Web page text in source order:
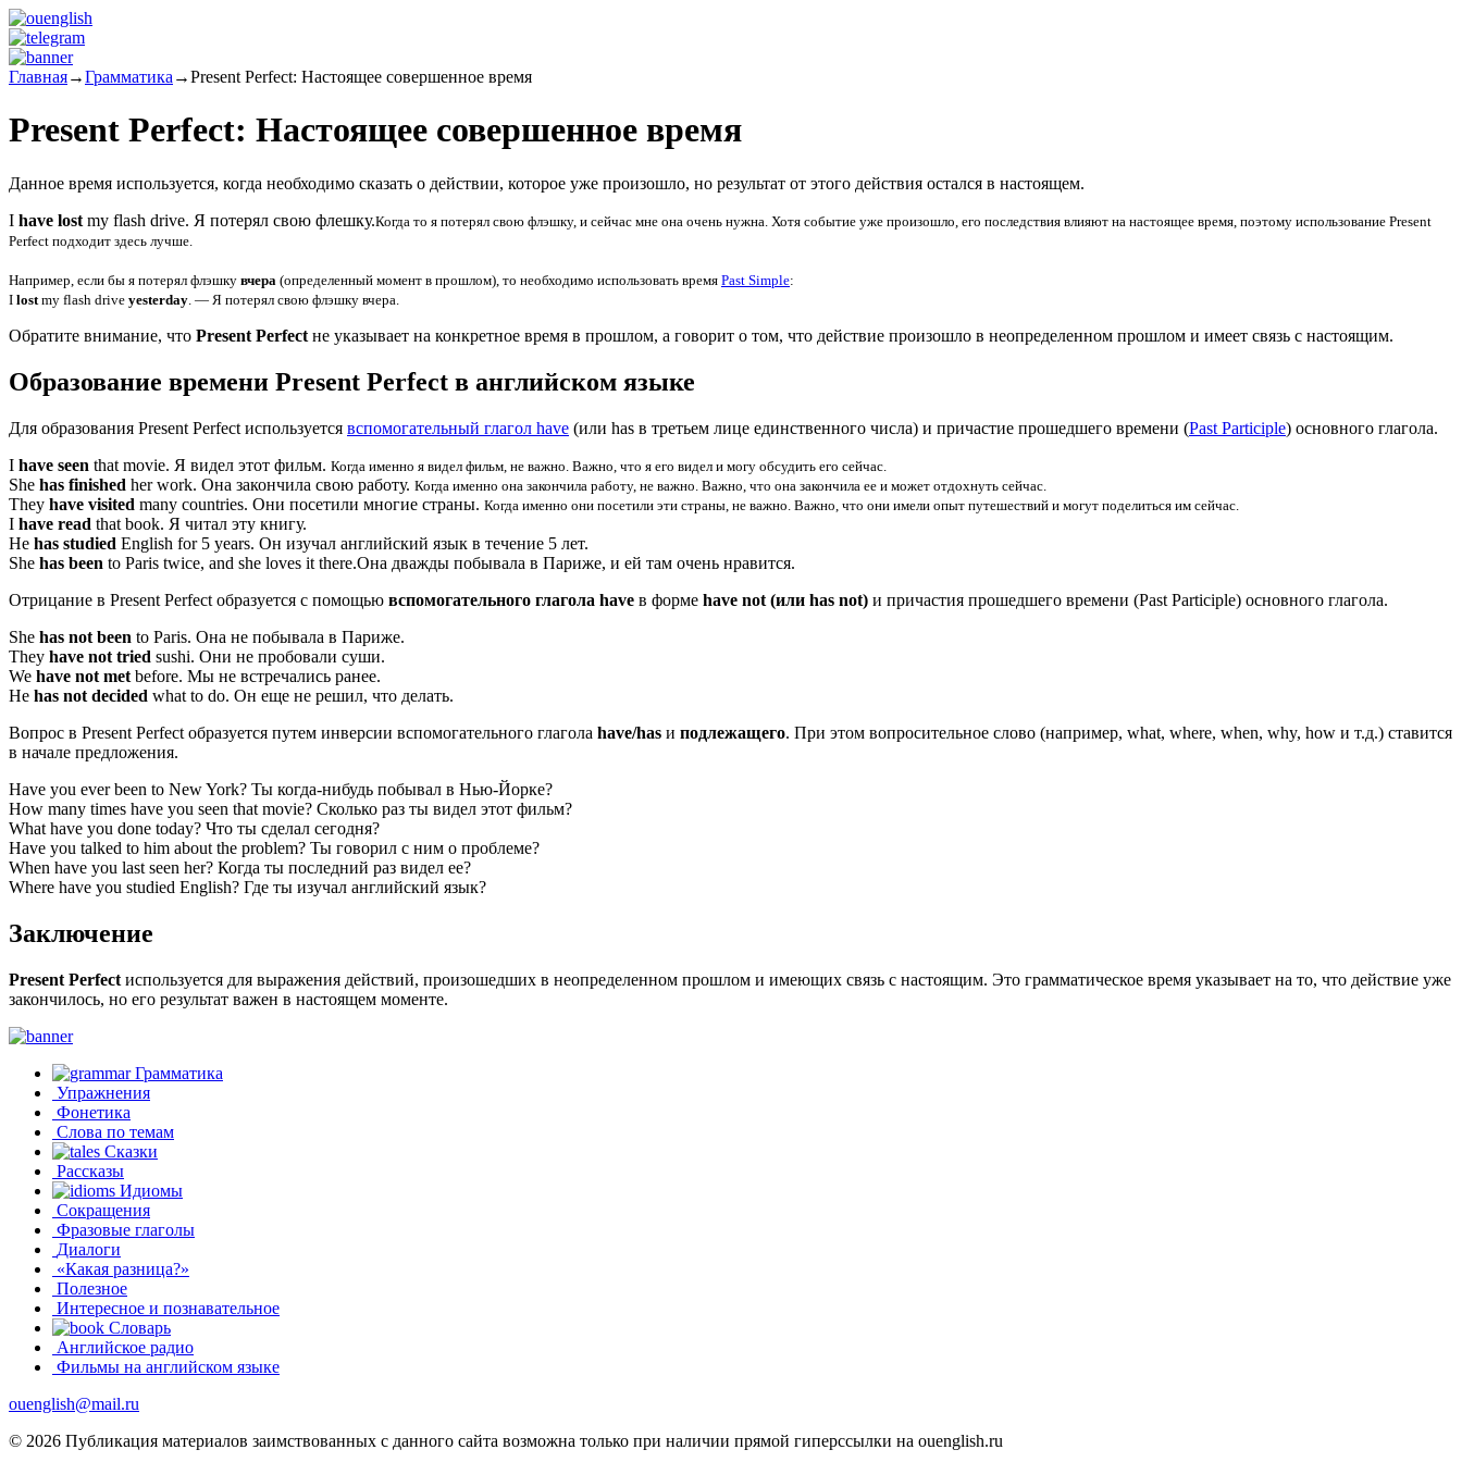
Главная→Грамматика →Present Perfect: Настоящее совершенное время
Present Perfect: Настоящее совершенное время
Данное время используется, когда необходимо сказать о действии, которое уже произошло, но результат от этого действия остался в настоящем.
I have lost my flash drive. Я потерял свою флешку.Когда то я потерял свою флэшку, и сейчас мне она очень нужна. Хотя событие уже произошло, его последствия влияют на настоящее время, поэтому использование Present
Perfect подходит здесь лучше.
Например, если бы я потерял флэшку вчера (определенный момент в прошлом), то необходимо использовать время Past Simple:
I lost my flash drive yesterday . — Я потерял свою флэшку вчера.
Обратите внимание, что Present Perfect не указывает на конкретное время в прошлом, а говорит о том, что действие произошло в неопределенном прошлом и имеет связь с настоящим.
Образование времени Present Perfect в английском языке
Для образования Present Perfect используется вспомогательный глагол have (или has в третьем лице единственного числа) и причастие прошедшего времени (Past Participle) основного глагола.
I have seen that movie. Я видел этот фильм. Когда именно я видел фильм, не важно. Важно, что я его видел и могу обсудить его сейчас.
She has finished her work. Она закончила свою работу. Когда именно она закончила работу, не важно. Важно, что она закончила ее и может отдохнуть сейчас.
They have visited many countries. Они посетили многие страны. Когда именно они посетили эти страны, не важно. Важно, что они имели опыт путешествий и могут поделиться им сейчас.
I have read that book. Я читал эту книгу.
He has studied English for 5 years. Он изучал английский язык в течение 5 лет.
She has been to Paris twice, and she loves it there.Она дважды побывала в Париже, и ей там очень нравится.
Отрицание в Present Perfect образуется с помощью вспомогательного глагола have в форме have not (или has not) и причастия прошедшего времени (Past Participle) основного глагола.
She has not been to Paris. Она не побывала в Париже.
They have not tried sushi. Они не пробовали суши.
We have not met before. Мы не встречались ранее.
He has not decided what to do. Он еще не решил, что делать.
Вопрос в Present Perfect образуется путем инверсии вспомогательного глагола have/has и подлежащего. При этом вопросительное слово (например, what, where, when, why, how и т.д.) ставится
в начале предложения.
Have you ever been to New York? Ты когда-нибудь побывал в Нью-Йорке?
How many times have you seen that movie? Сколько раз ты видел этот фильм?
What have you done today? Что ты сделал сегодня?
Have you talked to him about the problem? Ты говорил с ним о проблеме?
When have you last seen her? Когда ты последний раз видел ее?
Where have you studied English? Где ты изучал английский язык?
Заключение
Present Perfect используется для выражения действий, произошедших в неопределенном прошлом и имеющих связь с настоящим. Это грамматическое время указывает на то, что действие уже
закончилось, но его результат важен в настоящем моменте.
Грамматика
Упражнения
Фонетика
Слова по темам
Сказки
Рассказы
Идиомы
Сокращения
Фразовые глаголы
Диалоги
«Какая разница?»
Полезное
Интересное и познавательное
Словарь
Английское радио
Фильмы на английском языке
ouenglish@mail.ru
© 2026 Публикация материалов заимствованных с данного сайта возможна только при наличии прямой гиперссылки на ouenglish.ru